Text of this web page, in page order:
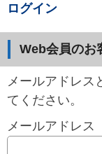
ログイン
Web会員のお
メールアドレス
てください。
メールアドレス